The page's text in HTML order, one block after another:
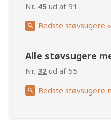
Nr. 45 ud af 91
Bedste støvsugere »
Alle støvsugere
Nr. 32 ud af 55
Bedste støvsugere